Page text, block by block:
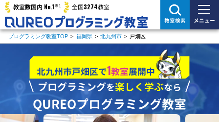
教室数国内 No.1※1 全国3274教室
教室検索 メニュー
プログラミング教室TOP > 福岡県 > 北九州市 > 戸畑区
北九州市戸畑区で1教室展開中
プログラミングを楽しく学ぶなら
QUREOプログラミング教室